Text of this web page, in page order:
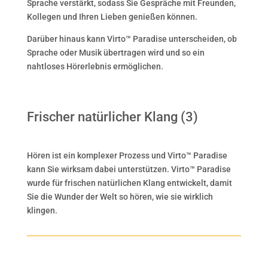
Sprache verstärkt, sodass Sie Gespräche mit Freunden,
Kollegen und Ihren Lieben genießen können.
Darüber hinaus kann Virto™ Paradise unterscheiden, ob
Sprache oder Musik übertragen wird und so ein
nahtloses Hörerlebnis ermöglichen.
Frischer natürlicher Klang (3)
Hören ist ein komplexer Prozess und Virto™ Paradise
kann Sie wirksam dabei unterstützen. Virto™ Paradise
wurde für frischen natürlichen Klang entwickelt, damit
Sie die Wunder der Welt so hören, wie sie wirklich
klingen.